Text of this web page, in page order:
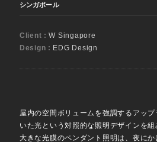
シンガポール
Client :W Singapore
Design : EDG Design
屋内の空間ボリュームを強調するアッ
いた光という対照的な照明デザインを
大きな光膜のペンダント照明は、夜に